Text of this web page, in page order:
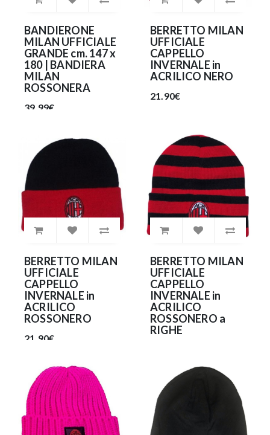
BANDIERONE
MILAN UFFICIALE
GRANDE cm. 147 x
180 | BANDIERA
MILAN
ROSSONERA
39.99€
BERRETTO MILAN
UFFICIALE
CAPPELLO
INVERNALE in
ACRILICO NERO
21.90€
BERRETTO MILAN
UFFICIALE
CAPPELLO
INVERNALE in
ACRILICO
ROSSONERO
21.90€
BERRETTO MILAN
UFFICIALE
CAPPELLO
INVERNALE in
ACRILICO
ROSSONERO a
RIGHE